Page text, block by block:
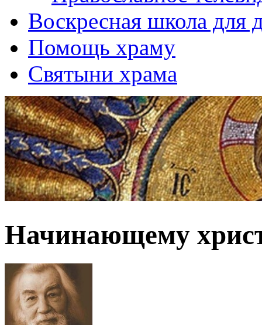
Воскресная школа для
Помощь храму
Святыни храма
Начинающему